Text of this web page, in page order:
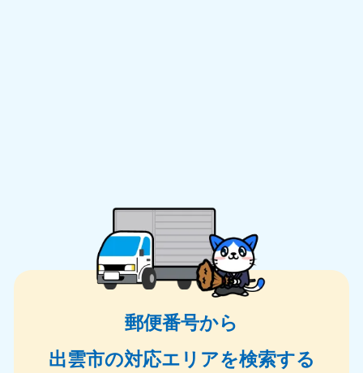
郵便番号から
出雲市の対応エリアを検索する